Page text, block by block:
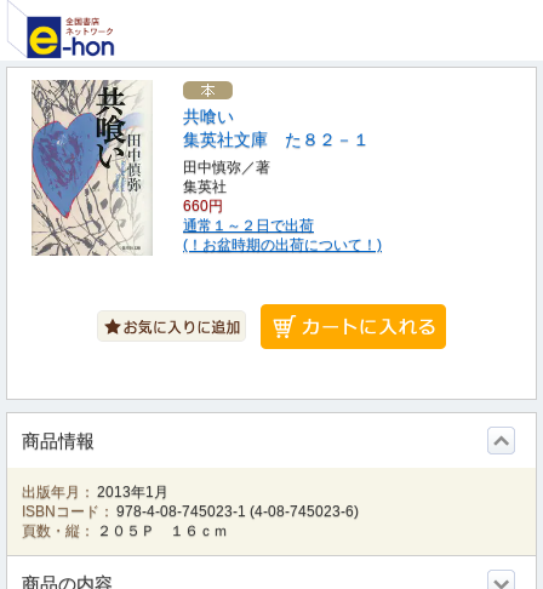
共喰い
集英社文庫 た８２－１
田中慎弥／著
集英社
660円
通常１～２日で出荷
(！お盆時期の出荷について！)
商品情報
出版年月： 2013年1月
ISBNコード： 978-4-08-745023-1 (4-08-745023-6)
頁数・縦：
２０５Ｐ １６ｃｍ
商品の内容